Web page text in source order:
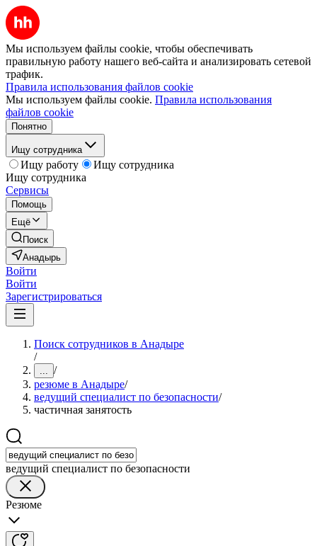
Мы используем файлы cookie, чтобы обеспечивать
правильную работу нашего веб-сайта и анализировать сетевой
трафик.
Правила использования файлов cookie
Мы используем файлы cookie. Правила использования
файлов cookie
Понятно
Ищу сотрудника
Ищу работу
Ищу сотрудника
Ищу сотрудника
Сервисы
Помощь
Ещё
Поиск
Анадырь
Войти
Войти
Зарегистрироваться
Поиск сотрудников в Анадыре
/
... /
резюме в Анадыре/
ведущий специалист по безопасности/
частичная занятость
ведущий специалист по безопасности
Резюме